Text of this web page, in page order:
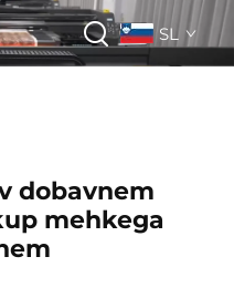
SL
dobavnem
mehkega